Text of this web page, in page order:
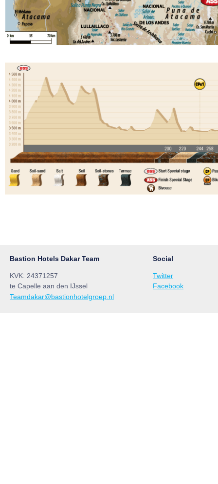
Bastion Hotels Dakar Team
KVK: 24371257
te Capelle aan den IJssel
Teamdakar@bastionhotelgroep.nl
Social
Twitter
Facebook